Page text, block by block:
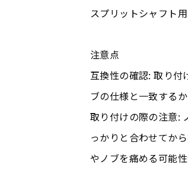
スプリットシャフト
注意点
互換性の確認: 取り付
ブの仕様と一致する
取り付けの際の注意:
っかりと合わせてか
やノブを痛める可能性